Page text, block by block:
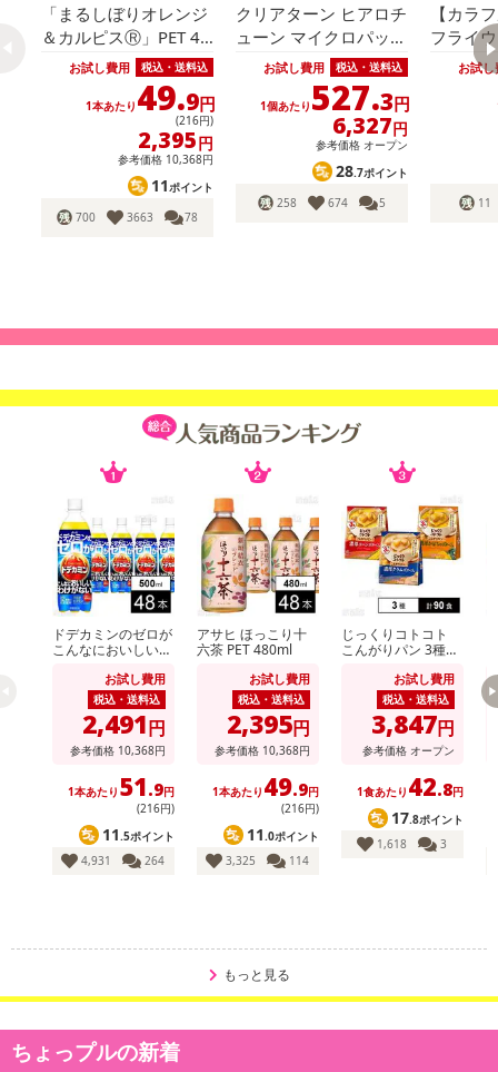
「まるしぼりオレンジ
＆カルピスⓇ」PET 47
お試し費用 税込・送料込
1本あたり 49.9円
(216円)
2,395円
参考価格 10,368円
11 ポイント
700
3663 78
クリアターン ヒアロチ
ューン マイクロパッチ
2000 1回分(2枚入)
お試し費用 税込・送料込
1個あたり 527.3円
6,327円
参考価格 オープン
28.7ポイント
258
674 5
【カラ
フライ
カー12
お試し
11
ドデカミンのゼロが
こんなにおいしいわ
お試し費用
税込・送料込
2,491円
参考価格 10,368円
1本あたり 51.9円
(216円)
11 .5ポイント
4,931
264
アサヒ ほっこり十
六茶 PET 480ml
お試し費用
税込・送料込
2,395円
参考価格 10,368円
1本あたり 49.9円
(216円)
11 .0ポイント
3,325
114
じっくりコトコト
こんがりパン 3種セ
タージュ / 濃厚かぼ
ちゃポタージュ / 濃
厚クラムポタージュ
お試し費用
税込・送料込
3,847円
参考価格 オープン
1食あたり 42.8円
17.8ポイント
1,618
3
もっと見る
ちょっプルの新着